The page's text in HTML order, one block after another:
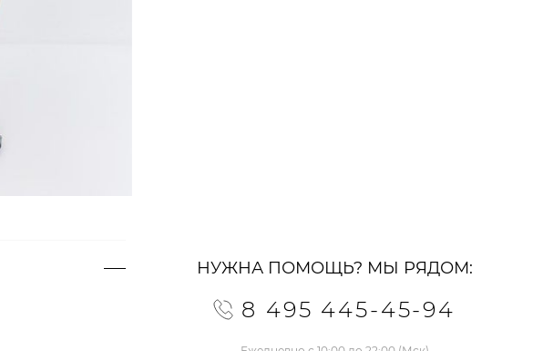
НУЖНА ПОМОЩЬ? МЫ РЯДОМ:
8 495 445-45-94